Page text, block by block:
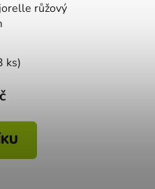
růžový
ks)